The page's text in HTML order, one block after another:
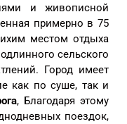
и живописной
примерно в 75
местом отдыха
сельского
Город имеет
как по суше, так и
, Благодаря этому
поездок,